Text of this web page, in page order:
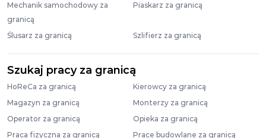
Mechanik samochodowy za
granicą
Piaskarz za granicą
Ślusarz za granicą Szlifierz za granicą
Szukaj pracy za granicą
HoReCa za granicą
Kierowcy za granicą
Magazyn za granicą
Monterzy za granicą
Operator za granicą
Opieka za granicą
Praca fizyczna za granicą
Prace budowlane za granicą